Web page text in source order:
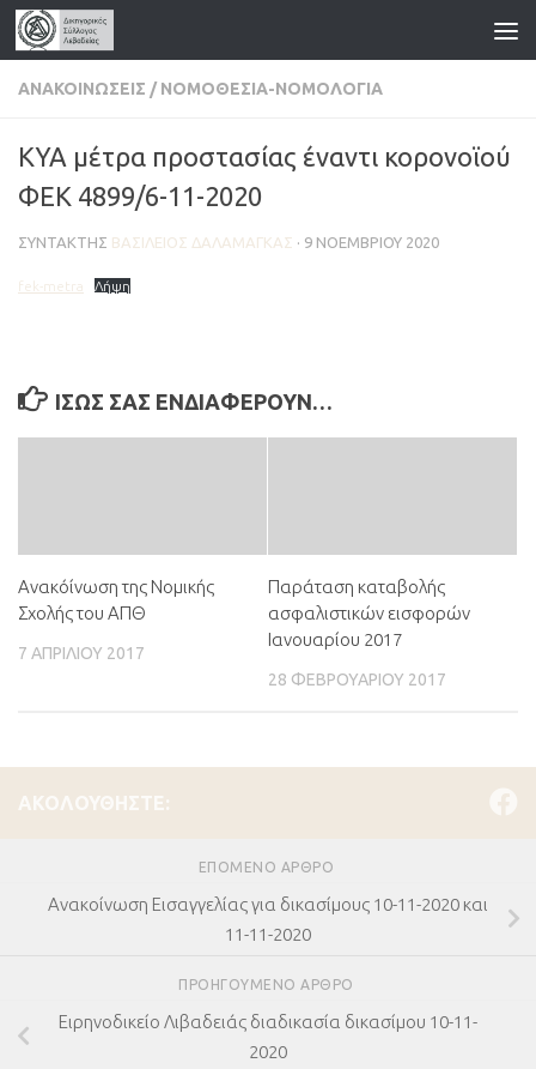
Skip to content
ΑΝΑΚΟΙΝΏΣΕΙΣ / ΝΟΜΟΘΕΣΊΑ-ΝΟΜΟΛΟΓΊΑ
ΚΥΑ μέτρα προστασίας έναντι κορονοϊού
ΦΕΚ 4899/6-11-2020
ΣΥΝΤΆΚΤΗΣ ΒΑΣΊΛΕΙΟΣ ΔΑΛΑΜΆΓΚΑΣ · 9 ΝΟΕΜΒΡΊΟΥ 2020
fek-metra Λήψη
ΊΣΩΣ ΣΑΣ ΕΝΔΙΑΦΈΡΟΥΝ…
Ανακόίνωση της Νομικής
Σχολής του ΑΠΘ
7 ΑΠΡΙΛΊΟΥ 2017
Παράταση καταβολής
ασφαλιστικών εισφορών
Ιανουαρίου 2017
28 ΦΕΒΡΟΥΑΡΊΟΥ 2017
ΑΚΟΛΟΥΘΉΣΤΕ:
ΕΠΌΜΕΝΟ ΆΡΘΡΟ
Ανακοίνωση Εισαγγελίας για δικασίμους 10-11-2020 και
11-11-2020
ΠΡΟΗΓΟΎΜΕΝΟ ΆΡΘΡΟ
Ειρηνοδικείο Λιβαδειάς διαδικασία δικασίμου 10-11-
2020